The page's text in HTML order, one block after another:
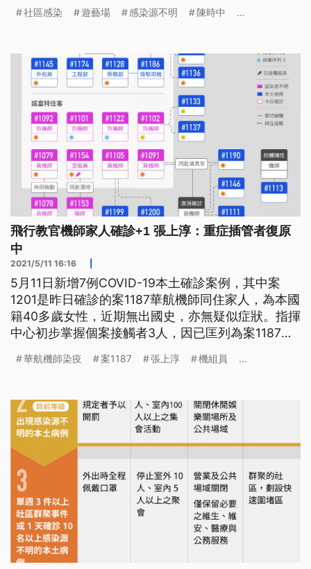
因為國內傳出感染源不明的本土病例，足跡遍及新北
下，暫停營業一天、進行消毒。 晶華亭餐廳老闆:
「距離現在有一段時間了嘛，
社區感染 遊藝場 感染源不明 陳時中 ...
飛行教官機師家人確診+1 張上淳：重症插管者復原
中
2021/5/11 16:16
5月11日新增7例COVID-19本土確診案例，其中案
1201是昨日確診的案1187華航機師同住家人，為本國
籍40多歲女性，近期無出國史，亦無疑似症狀。指揮
中心初步掌握個案接觸者3人，因已匡列為案1187之
敏/製圖 至5月11日止，華航機師染疫及諾富特群聚
清零計畫2.0」，指揮官
華航機師染疫 案1187 張上淳 機組員 ...